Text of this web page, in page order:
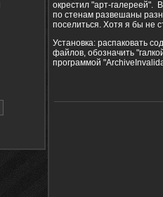
окрестил "арт-галереей".
по стенам развешаны
поселиться. Хотя я бы не
Установка: распаковать
файлов, обозначить
программой